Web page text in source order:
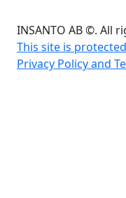
INSANTO AB ©. All
This site is
Privacy Policy and